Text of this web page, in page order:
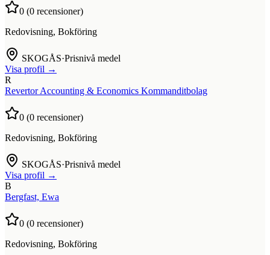
0 (0 recensioner)
Redovisning, Bokföring
SKOGÅS·Prisnivå medel
Visa profil →
R
Revertor Accounting & Economics Kommanditbolag
0 (0 recensioner)
Redovisning, Bokföring
SKOGÅS·Prisnivå medel
Visa profil →
B
Bergfast, Ewa
0 (0 recensioner)
Redovisning, Bokföring